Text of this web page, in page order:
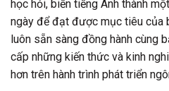
học hỏi, biến tiếng Anh thành
ngày để đạt được mục tiêu của
luôn sẵn sàng đồng hành cùng
cấp những kiến thức và kinh
hơn trên hành trình phát triển